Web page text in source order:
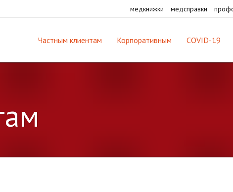
медкнижки медсправки
Частным клиентам Корпоративным COVID-19